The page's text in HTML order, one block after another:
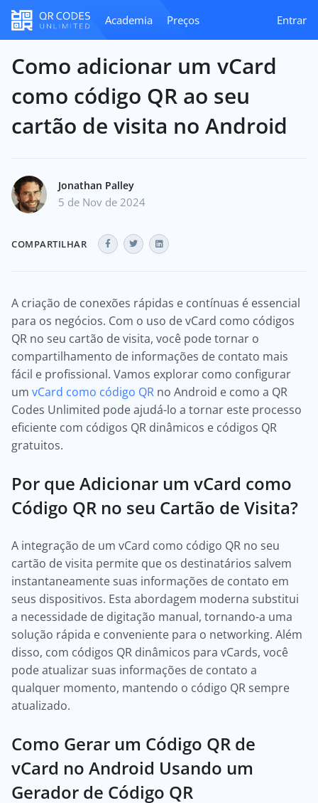
Academia Preços Entrar
Como adicionar um vCard
como código QR ao seu
cartão de visita no Android
Jonathan Palley
5 de Nov de 2024
COMPARTILHAR
A criação de conexões rápidas e contínuas é essencial
para os negócios. Com o uso de vCard como códigos
QR no seu cartão de visita, você pode tornar o
compartilhamento de informações de contato mais
fácil e profissional. Vamos explorar como configurar
um vCard como código QR no Android e como a QR
Codes Unlimited pode ajudá-lo a tornar este processo
eficiente com códigos QR dinâmicos e códigos QR
gratuitos.
Por que Adicionar um vCard como
Código QR no seu Cartão de Visita?
A integração de um vCard como código QR no seu
cartão de visita permite que os destinatários salvem
instantaneamente suas informações de contato em
seus dispositivos. Esta abordagem moderna substitui
a necessidade de digitação manual, tornando-a uma
solução rápida e conveniente para o networking. Além
disso, com códigos QR dinâmicos para vCards, você
pode atualizar suas informações de contato a
qualquer momento, mantendo o código QR sempre
atualizado.
Como Gerar um Código QR de
vCard no Android Usando um
Gerador de Código QR